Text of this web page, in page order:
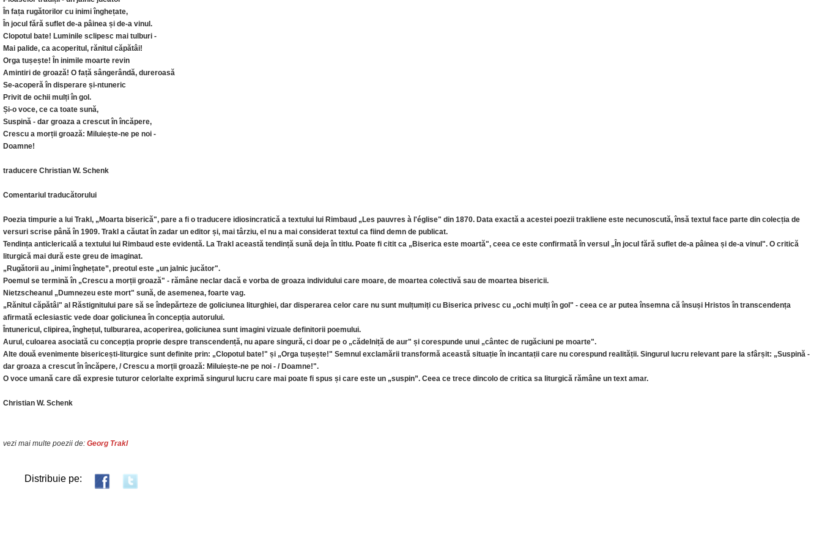
În fața rugătorilor cu inimi înghețate,
În jocul fără suflet de-a pâinea și de-a vinul.
Clopotul bate! Luminile sclipesc mai tulburi -
Mai palide, ca acoperitul, rănitul căpătâi!
Orga tușește! În inimile moarte revin
Amintiri de groază! O față sângerândă, dureroasă
Se-acoperă în disperare și-ntuneric
Privit de ochii mulți în gol.
Și-o voce, ce ca toate sună,
Suspină - dar groaza a crescut în încăpere,
Crescu a morții groază: Miluiește-ne pe noi -
Doamne!
traducere Christian W. Schenk
Comentariul traducătorului
Poezia timpurie a lui Trakl, „Moarta biserică", pare a fi o traducere idiosincratică a textului lui Rimbaud „Les pauvres à l'église" din 1870. Data exactă a acestei poezii trakliene este necunoscută, însă textul face parte din colecția de
versuri scrise până în 1909. Trakl a căutat în zadar un editor și, mai târziu, el nu a mai considerat textul ca fiind demn de publicat.
Tendința anticlericală a textului lui Rimbaud este evidentă. La Trakl această tendință sună deja în titlu. Poate fi citit ca „Biserica este moartă", ceea ce este confirmată în versul „În jocul fără suflet de-a pâinea și de-a vinul". O critică
liturgică mai dură este greu de imaginat.
„Rugătorii au „inimi înghețate”, preotul este „un jalnic jucător".
Poemul se termină în „Crescu a morții groază" - rămâne neclar dacă e vorba de groaza individului care moare, de moartea colectivă sau de moartea bisericii.
Nietzscheanul „Dumnezeu este mort" sună, de asemenea, foarte vag.
„Rănitul căpătâi" al Răstignitului pare să se îndepărteze de goliciunea liturghiei, dar disperarea celor care nu sunt mulțumiți cu Biserica privesc cu „ochi mulți în gol" - ceea ce ar putea însemna că însuși Hristos în transcendența
afirmată eclesiastic vede doar goliciunea în concepția autorului.
Întunericul, clipirea, înghețul, tulburarea, acoperirea, goliciunea sunt imagini vizuale definitorii poemului.
Aurul, culoarea asociată cu concepția proprie despre transcendență, nu apare singură, ci doar pe o „cădelniță de aur" și corespunde unui „cântec de rugăciuni pe moarte".
Alte două evenimente bisericești-liturgice sunt definite prin: „Clopotul bate!" și „Orga tușește!" Semnul exclamării transformă această situație în incantații care nu corespund realității. Singurul lucru relevant pare la sfârșit: „Suspină -
dar groaza a crescut în încăpere, / Crescu a morții groază: Miluiește-ne pe noi - / Doamne!".
O voce umană care dă expresie tuturor celorlalte exprimă singurul lucru care mai poate fi spus și care este un „suspin”. Ceea ce trece dincolo de critica sa liturgică rămâne un text amar.
Christian W. Schenk
vezi mai multe poezii de: Georg Trakl
Distribuie pe: